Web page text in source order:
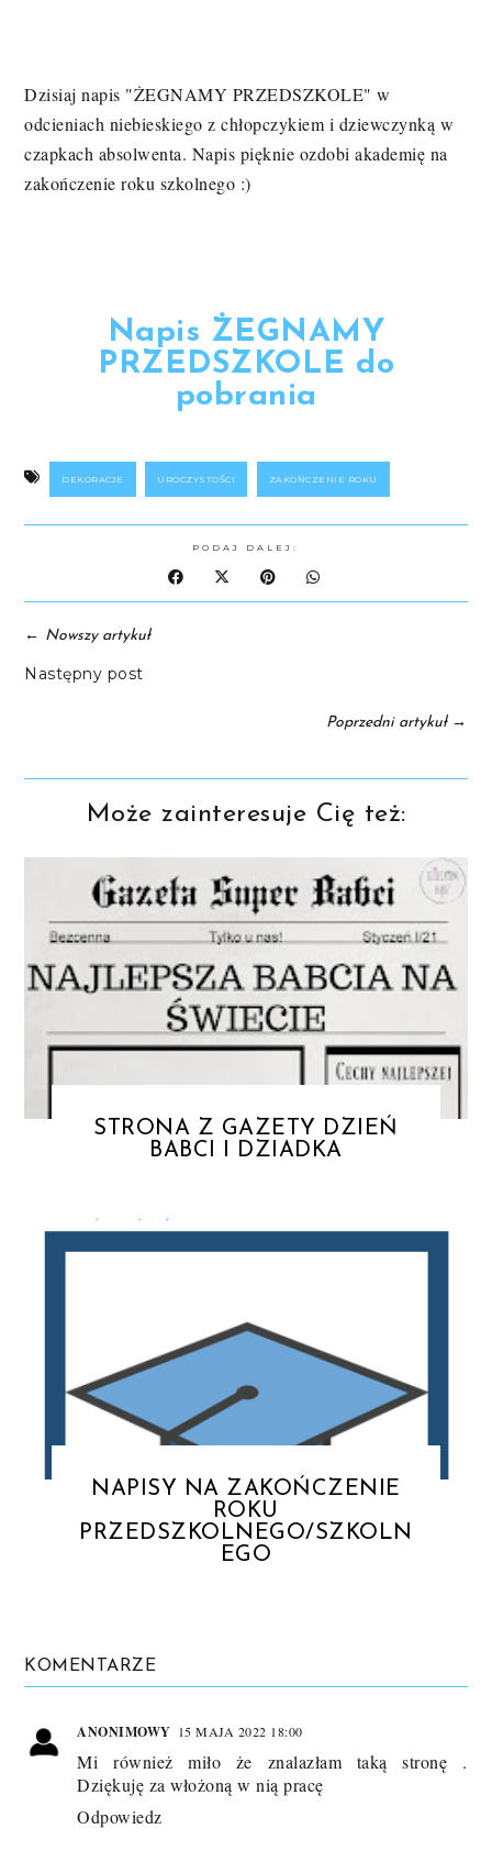
Dzisiaj napis "ŻEGNAMY PRZEDSZKOLE" w
odcieniach niebieskiego z chłopczykiem i dziewczynką w
czapkach absolwenta. Napis pięknie ozdobi akademię na
zakończenie roku szkolnego :)
Napis ŻEGNAMY
PRZEDSZKOLE do
pobrania
DEKORACJE UROCZYSTOŚCI ZAKOŃCZENIE ROKU
PODAJ DALEJ:
← Nowszy artykuł
Następny post
Poprzedni artykuł→
Może zainteresuje Cię też:
STRONA Z GAZETY DZIEŃ
BABCI I DZIADKA
NAPISY NA ZAKOŃCZENIE
ROKU
PRZEDSZKOLNEGO/SZKOLN
EGO
KOMENTARZE
ANONIMOWY 15 MAJA 2022 18:00
Mi również miło że znalazłam taką stronę .
Dziękuję za włożoną w nią pracę
Odpowiedz